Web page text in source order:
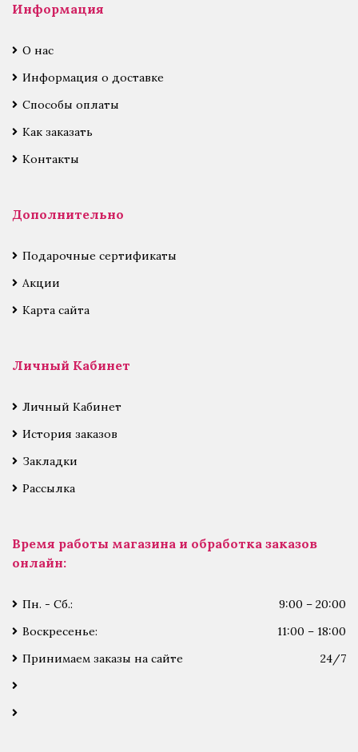
Информация
О нас
Информация о доставке
Способы оплаты
Как заказать
Контакты
Дополнительно
Подарочные сертификаты
Акции
Карта сайта
Личный Кабинет
Личный Кабинет
История заказов
Закладки
Рассылка
Время работы магазина и обработка заказов
онлайн:
Пн. - Сб.:
9:00 – 20:00
Воскресенье:
11:00 – 18:00
Принимаем заказы на сайте
24/7